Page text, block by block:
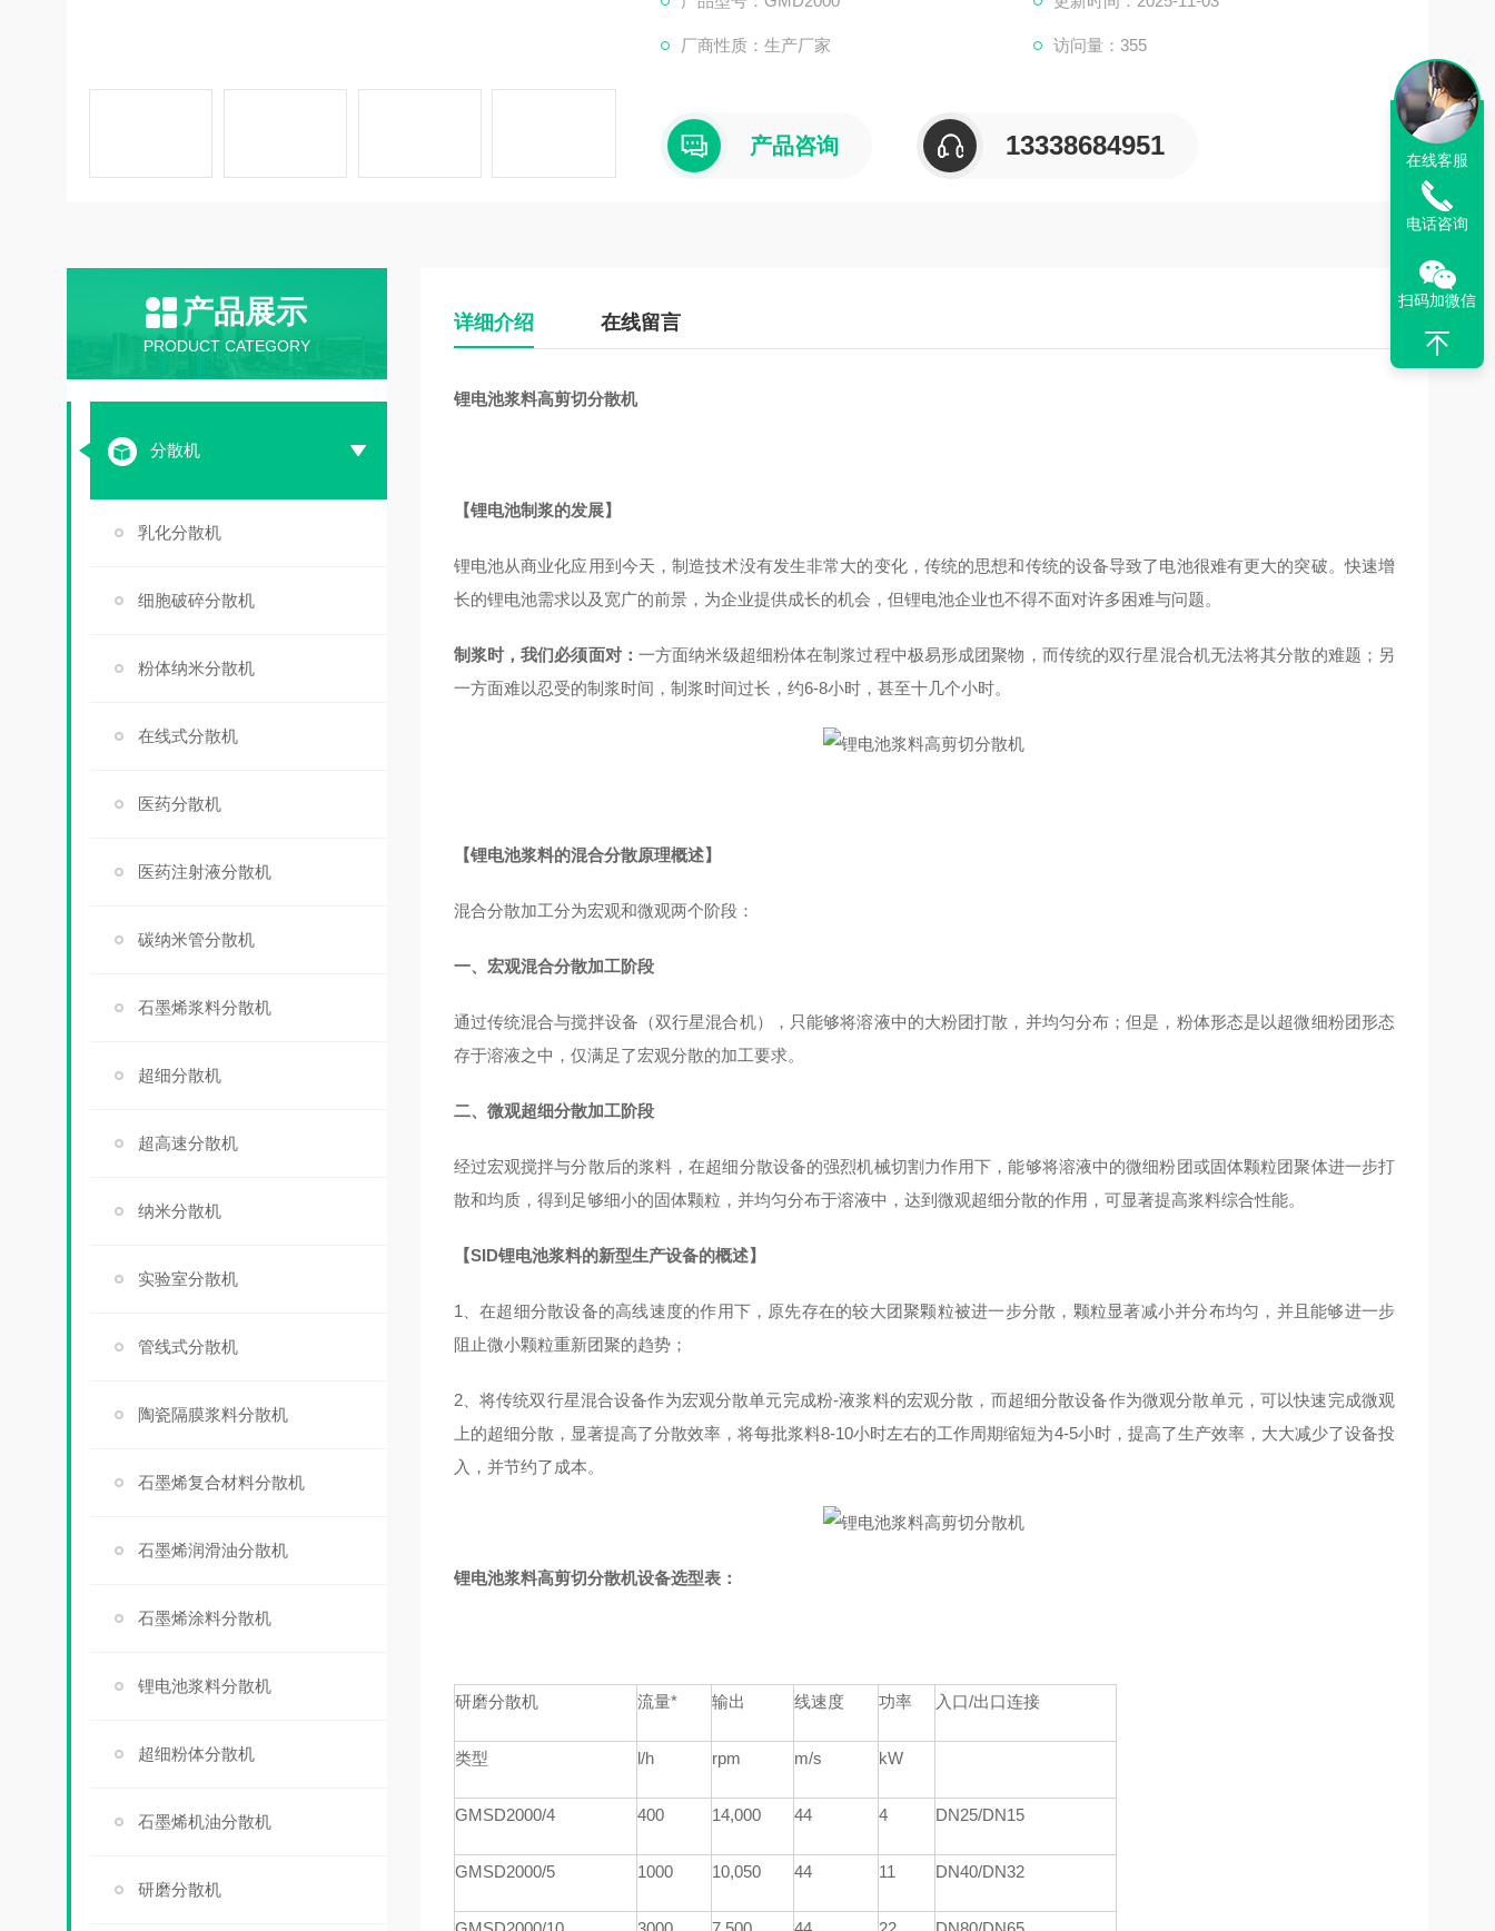
厂商性质：生产厂家 访问量：355
产品咨询 13338684951
产品展示
PRODUCT CATEGORY
分散机
乳化分散机
细胞破碎分散机
粉体纳米分散机
在线式分散机
医药分散机
医药注射液分散机
碳纳米管分散机
石墨烯浆料分散机
超细分散机
超高速分散机
纳米分散机
实验室分散机
管线式分散机
陶瓷隔膜浆料分散机
石墨烯复合材料分散机
石墨烯润滑油分散机
石墨烯涂料分散机
锂电池浆料分散机
超细粉体分散机
石墨烯机油分散机
研磨分散机
详细介绍 在线留言
锂电池浆料高剪切分散机
【锂电池制浆的发展】
锂电池从商业化应用到今天，制造技术没有发生非常大的变化，传统的思想和传统的设备导致了电池很难有更大的突破。快速增
长的锂电池需求以及宽广的前景，为企业提供成长的机会，但锂电池企业也不得不面对许多困难与问题。
制浆时，我们必须面对： 一方面纳米级超细粉体在制浆过程中极易形成团聚物，而传统的双行星混合机无法将其分散的难题；另
一方面难以忍受的制浆时间，制浆时间过长，约6-8小时，甚至十几个小时。
【锂电池浆料的混合分散原理概述】
混合分散加工分为宏观和微观两个阶段：
一、宏观混合分散加工阶段
通过传统混合与搅拌设备（双行星混合机），只能够将溶液中的大粉团打散，并均匀分布；但是，粉体形态是以超微细粉团形态
存于溶液之中，仅满足了宏观分散的加工要求。
二、微观超细分散加工阶段
经过宏观搅拌与分散后的浆料，在超细分散设备的强烈机械切割力作用下，能够将溶液中的微细粉团或固体颗粒团聚体进一步打
散和均质，得到足够细小的固体颗粒，并均匀分布于溶液中，达到微观超细分散的作用，可显著提高浆料综合性能。
【SID锂电池浆料的新型生产设备的概述】
1、在超细分散设备的高线速度的作用下，原先存在的较大团聚颗粒被进一步分散，颗粒显著减小并分布均匀，并且能够进一步
阻止微小颗粒重新团聚的趋势；
2、将传统双行星混合设备作为宏观分散单元完成粉-液浆料的宏观分散，而超细分散设备作为微观分散单元，可以快速完成微观
上的超细分散，显著提高了分散效率，将每批浆料8-10小时左右的工作周期缩短为4-5小时，提高了生产效率，大大减少了设备投
入，并节约了成本。
锂电池浆料高剪切分散机设备选型表：
研磨分散机 流量* 输出 线速度 功率 入口/出口连接
类型 l/h rpm m/s kW
GMSD2000/4 400 14,000 44 4 DN25/DN15
GMSD2000/5 1000 10,050 44 11 DN40/DN32
在线客服
电话咨询
扫码加微信